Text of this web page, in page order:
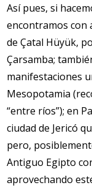
Así pues, si
encontramos con
de Çatal Hüyük,
Çarsamba;
manifestaciones
Mesopotamia
“entre ríos”); en
ciudad de Jericó
pero,
Antiguo Egipto
aprovechando